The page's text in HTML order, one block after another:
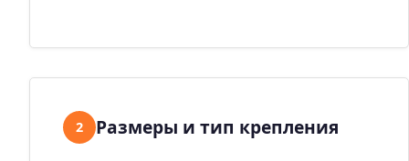
2 Размеры и тип крепления